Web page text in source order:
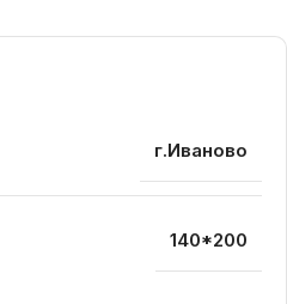
г.Иваново
140*200